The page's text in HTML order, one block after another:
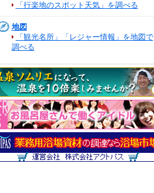
「行楽地のスポット天気」を調べる
地図
「観光名所」「レジャー情報」を地図で
調べる